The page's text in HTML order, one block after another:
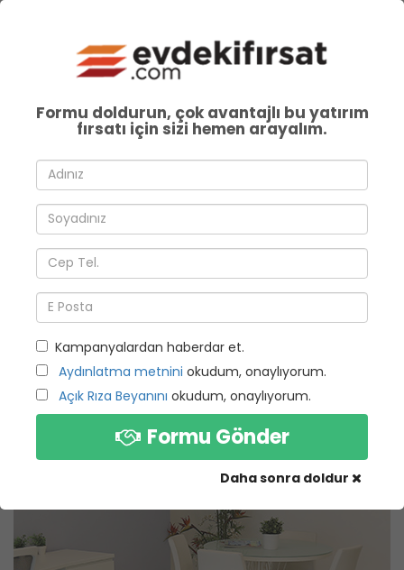
Formu doldurun, çok avantajlı bu yatırım
fırsatı için sizi hemen arayalım.
Kampanyalardan haberdar et.
Aydınlatma metnini okudum, onaylıyorum.
Açık Rıza Beyanını okudum, onaylıyorum.
Formu Gönder
Daha sonra doldur